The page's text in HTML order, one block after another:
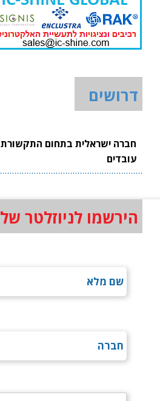
דרושים
חברה ישראלית בתחום התקשורת
עובדים
הירשמו לניוזלטר